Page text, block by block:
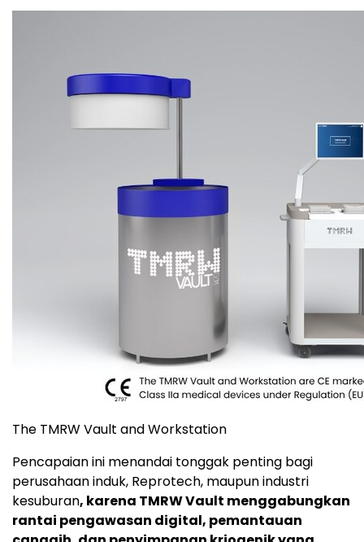
The TMRW Vault and Workstation
Pencapaian ini menandai tonggak penting bagi
perusahaan induk, Reprotech, maupun industri
kesuburan, karena TMRW Vault menggabungkan
rantai pengawasan digital, pemantauan